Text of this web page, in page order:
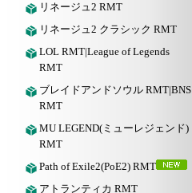
リネージュ2 RMT
リネージュ2 クラシック RMT
LOL RMT|League of Legends
RMT
ブレイドアンドソウル RMT|BNS
RMT
MU LEGEND(ミューレジェンド)
RMT
Path of Exile2(PoE2) RMT
アトランティカ RMT